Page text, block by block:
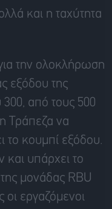
και η ταχύτητα
την ολοκλήρωση
εξόδου της
300, από τους 500
Τράπεζα να
κουμπί εξόδου.
και υπάρχει το
μονάδας RBU
εργαζόμενοι